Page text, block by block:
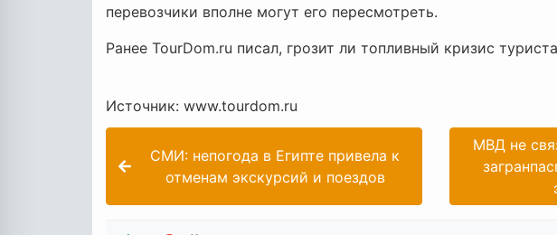
перевозчики вполне могут его пересмотреть.
Ранее TourDom.ru писал, грозит ли топливный кризис
Источник: www.tourdom.ru
СМИ: непогода в Египте привела к
отменам экскурсий и поездов
МВД не